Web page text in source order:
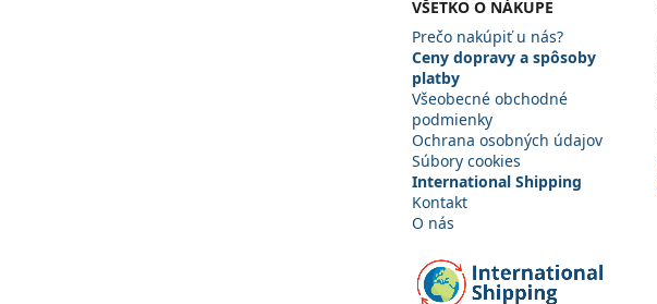
VŠETKO O NÁKUPE
Prečo nakúpiť u nás?
Ceny dopravy a spôsoby
platby
Všeobecné obchodné
podmienky
Ochrana osobných údajov
Súbory cookies
International Shipping
Kontakt
O nás